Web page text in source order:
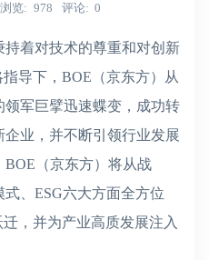
浏览 978 评论 0
着对技术的尊重和对创新
导下，BOE（京东方）从
军巨擘迅速蝶变，成功转
业，并不断引领行业发展
BOE（京东方）将从战
、ESG六大方面全方位
，并为产业高质发展注入